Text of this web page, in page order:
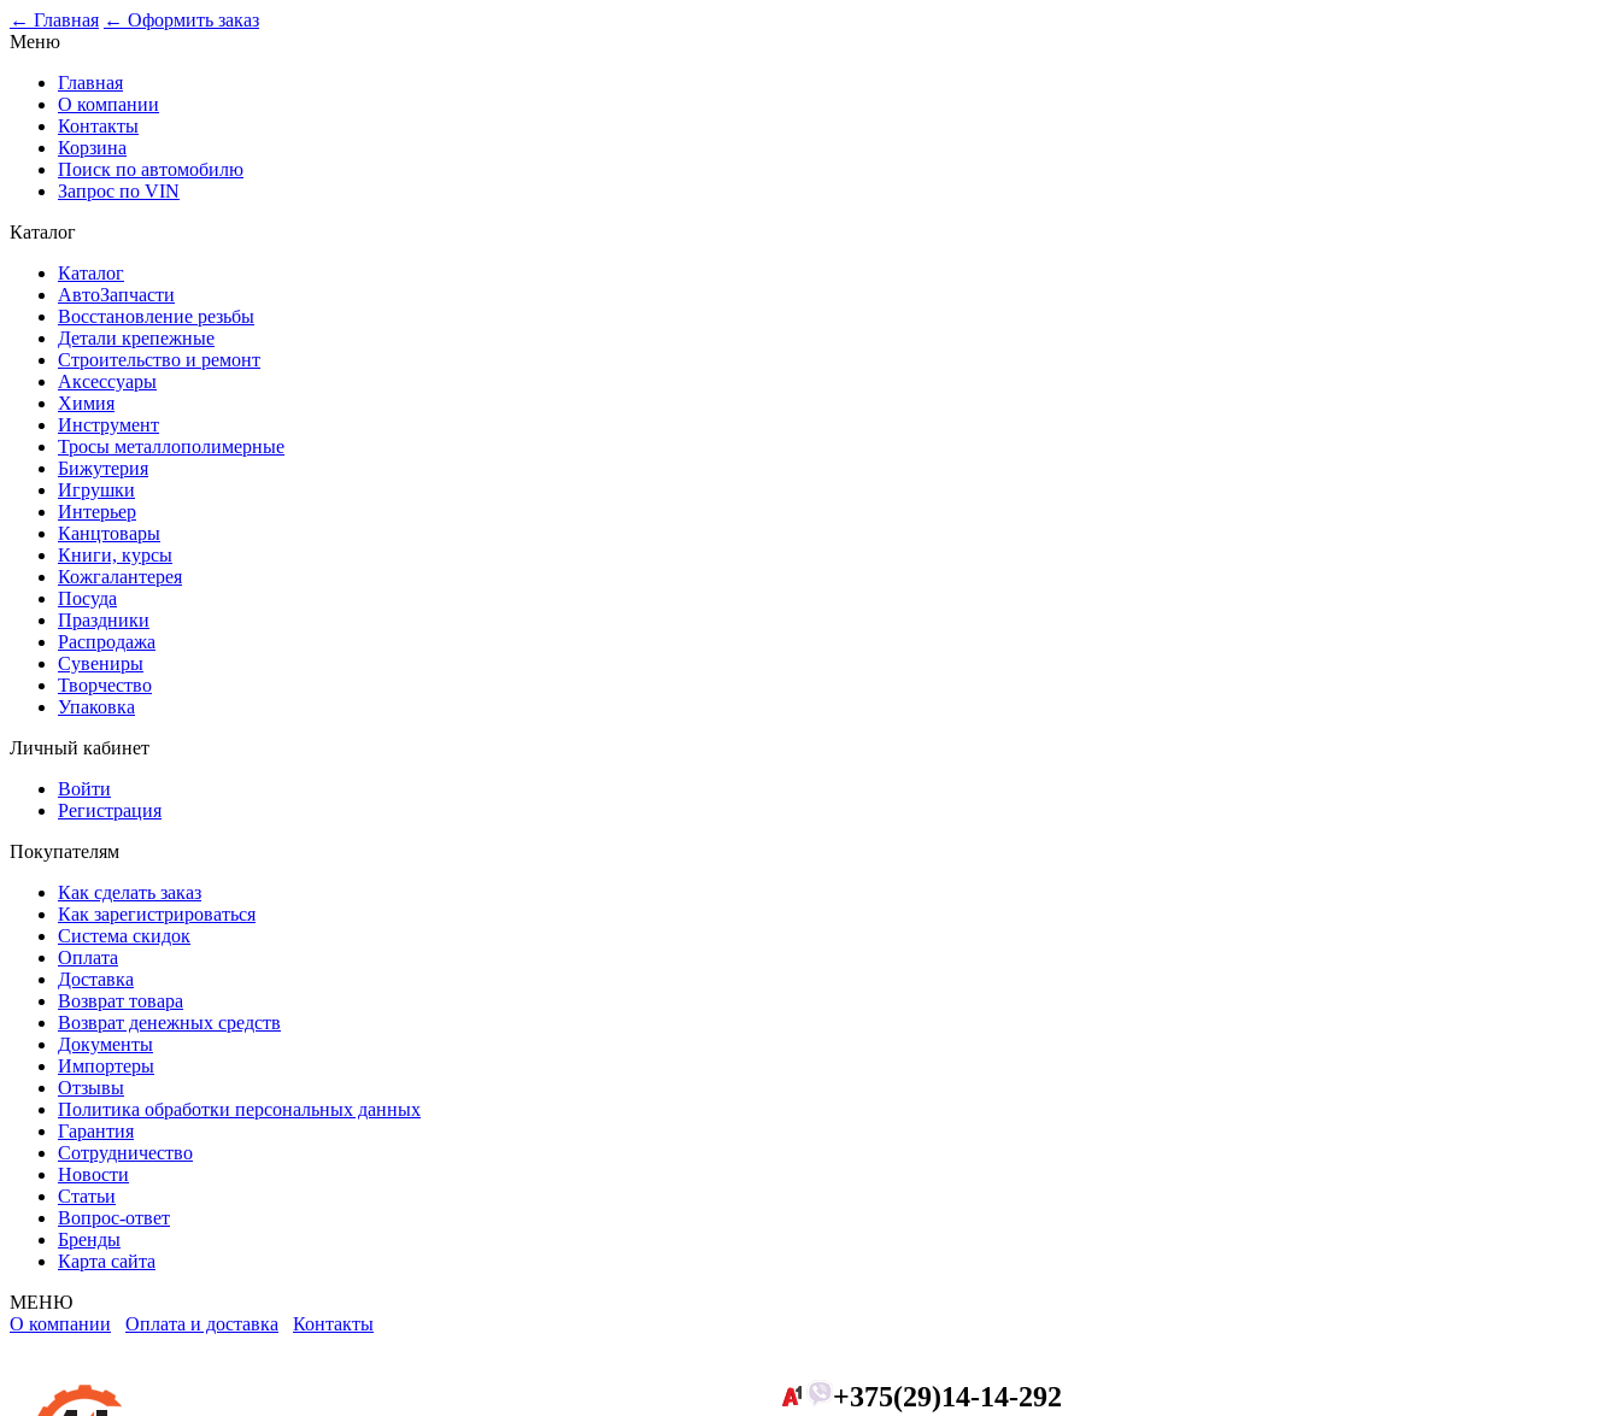
← Главная ← Оформить заказ
Меню
Главная
О компании
Контакты
Корзина
Поиск по автомобилю
Запрос по VIN
Каталог
Каталог
АвтоЗапчасти
Восстановление резьбы
Детали крепежные
Строительство и ремонт
Аксессуары
Химия
Инструмент
Тросы металлополимерные
Бижутерия
Игрушки
Интерьер
Канцтовары
Книги, курсы
Кожгалантерея
Посуда
Праздники
Распродажа
Сувениры
Творчество
Упаковка
Личный кабинет
Войти
Регистрация
Покупателям
Как сделать заказ
Как зарегистрироваться
Система скидок
Оплата
Доставка
Возврат товара
Возврат денежных средств
Документы
Импортеры
Отзывы
Политика обработки персональных данных
Гарантия
Сотрудничество
Новости
Статьи
Вопрос-ответ
Бренды
Карта сайта
МЕНЮ
О компании Оплата и доставка Контакты
+375(29)14-14-292